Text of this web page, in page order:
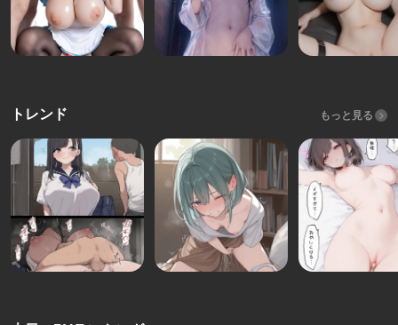
トレンド もっと見る